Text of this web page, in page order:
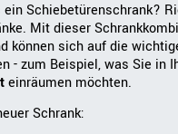
Schiebetürenschrank?
Mit dieser
können sich auf die
- zum Beispiel, was Sie in
einräumen möchten.
Schrank: